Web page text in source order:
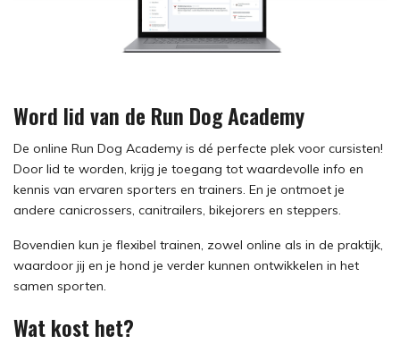
Word lid van de Run Dog Academy
De online Run Dog Academy is dé perfecte plek voor cursisten!
Door lid te worden, krijg je toegang tot waardevolle info en
kennis van ervaren sporters en trainers. En je ontmoet je
andere canicrossers, canitrailers, bikejorers en steppers.
Bovendien kun je flexibel trainen, zowel online als in de praktijk,
waardoor jij en je hond je verder kunnen ontwikkelen in het
samen sporten.
Wat kost het?